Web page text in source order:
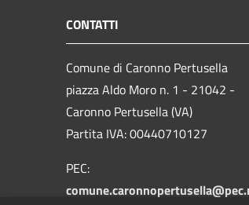
CONTATTI
Comune di Caronno Pertusella
piazza Aldo Moro n. 1 - 21042 -
Caronno Pertusella (VA)
Partita IVA: 00440710127
PEC: